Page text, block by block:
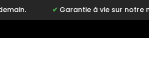
Garantie à vie sur notre marque Inkyz